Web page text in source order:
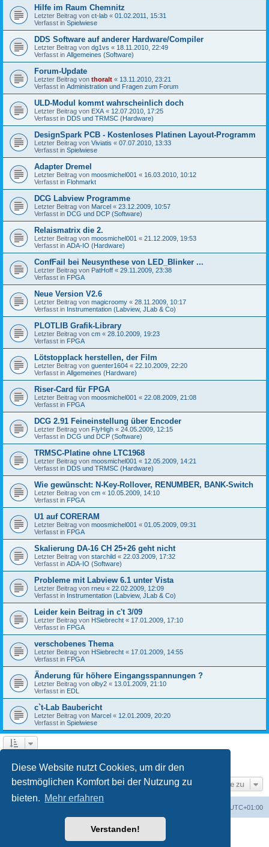
Diese Website nutzt Cookies, um dir den
bestmöglichen Komfort bei der Nutzung zu
bieten. Mehr erfahren
Verstanden!
Hilfe im Raum Chemnitz
Letzter Beitrag von ct-lab « 01.02.2011, 15:31
Verfasst in Spielwiese
DDS Software auf anderer Hardware/Compiler
Letzter Beitrag von dg1vs « 18.11.2010, 22:49
Verfasst in Allgemeines (Software)
Forum-Update
Letzter Beitrag von thoralt « 13.11.2010, 23:21
Verfasst in Administration und Fragen zum Forum
ULD-Modul kommt wahrscheinlich doch
Letzter Beitrag von EXA « 12.07.2010, 17:25
Verfasst in DDS und TRMSC (Hardware)
DesignSpark PCB - Kostenloses Platinen Layout-Programm
Letzter Beitrag von Viviatis « 07.07.2010, 13:33
Verfasst in Spielwiese
Adapter Dremel
Letzter Beitrag von moosmichel001 « 16.03.2010, 10:12
Verfasst in Flohmarkt
DCG Labview Programme
Letzter Beitrag von Marcel « 23.12.2009, 10:57
Verfasst in DCG und DCP (Software)
Relaismatrix die 2.
Letzter Beitrag von moosmichel001 « 21.12.2009, 19:53
Verfasst in ADA-IO (Hardware)
ConfFail bei Neusynthese von LED_Blinker ...
Letzter Beitrag von PatHoff « 29.11.2009, 23:38
Verfasst in FPGA
Neue Version V2.6
Letzter Beitrag von magicroomy « 28.11.2009, 10:17
Verfasst in Instrumentation (Labview, JLab & Co)
PLOTLIB Grafik-Library
Letzter Beitrag von cm « 28.10.2009, 19:23
Verfasst in FPGA
Lötstopplack herstellen, der Film
Letzter Beitrag von guenter1604 « 22.10.2009, 22:20
Verfasst in Allgemeines (Hardware)
Riser-Card für FPGA
Letzter Beitrag von moosmichel001 « 22.08.2009, 21:08
Verfasst in FPGA
DCG 2.91 Feineinstellung über Encoder
Letzter Beitrag von FlyHigh « 24.05.2009, 12:15
Verfasst in DCG und DCP (Software)
TRMSC-Platine ohne LTC1968
Letzter Beitrag von moosmichel001 « 12.05.2009, 14:21
Verfasst in DDS und TRMSC (Hardware)
Wie gewünscht: N-Key-Rollover, RENUMBER, BANK-Switch
Letzter Beitrag von cm « 10.05.2009, 14:10
Verfasst in FPGA
U1 auf CORERAM
Letzter Beitrag von moosmichel001 « 01.05.2009, 09:31
Verfasst in FPGA
Skalierung DA-16 CH 25+26 geht nicht
Letzter Beitrag von starchild « 22.03.2009, 17:32
Verfasst in ADA-IO (Software)
Probleme mit Labview 6.1 unter Vista
Letzter Beitrag von rneu « 22.02.2009, 12:09
Verfasst in Instrumentation (Labview, JLab & Co)
Leider kein Beitrag in c't 3/09
Letzter Beitrag von HSiebrecht « 17.01.2009, 17:10
Verfasst in FPGA
verschobenes Thema
Letzter Beitrag von HSiebrecht « 17.01.2009, 14:55
Verfasst in FPGA
Änderung für höhere Eingangsspannungen ?
Letzter Beitrag von olby2 « 13.01.2009, 21:10
Verfasst in EDL
c`t-Lab Baubericht
Letzter Beitrag von Marcel « 12.01.2009, 20:20
Verfasst in Spielwiese
Gehe zu
UTC+01:00
Powered byphpBB® Forum Software © phpBB Limited
phpBB.de